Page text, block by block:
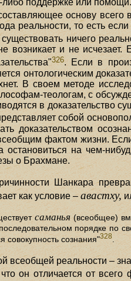
основу всего
реальности, то есть
ничего
возникает и не
326. Если в
онтологическим
В своем методе
теологам, с
в доказательство
собой
доказательством
фактом жизни.
остановиться на чем-
о Брахмане.
Шанкара
как условие –авастху,
саманья(всеобщее)
порядке по
совокупность сознания"328
всеобщей реальности –
он отличается от